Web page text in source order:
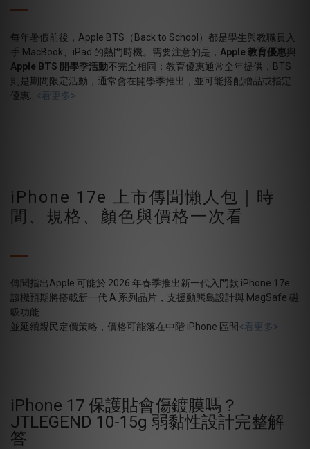
每年暑假前後，Apple BTS（Back to School）都是學生與教職員入
手 MacBook、iPad 的熱門時機。需要注意的是， Apple 教育優惠與
Apple BTS 開學季活動不完全相同：教育優惠通常全年提供，BTS
則是期間限定活動，通常會在開學季推出，並可能搭配贈品或指定
優惠... <看更多>
iPhone 17e 上市傳聞懶人包｜時
間、規格、顏色與價格一次看
傳聞指出Apple 可能於 2026 年春季推出新一代入門款 iPhone 17e
該機預期將搭載新一代 A 系列晶片，支援動態島設計與 MagSafe 磁
吸功能
並延續親民定價策略，價格可能落在中階 iPhone 區間<看更多>
iPhone 17 保護貼會傷鍍膜嗎？
JTLEGEND 10-15g 弱黏性設計完整解
答